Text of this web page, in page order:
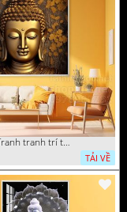
Tranh tranh trí tường phật giáo sang trọng
TẢI VỀ